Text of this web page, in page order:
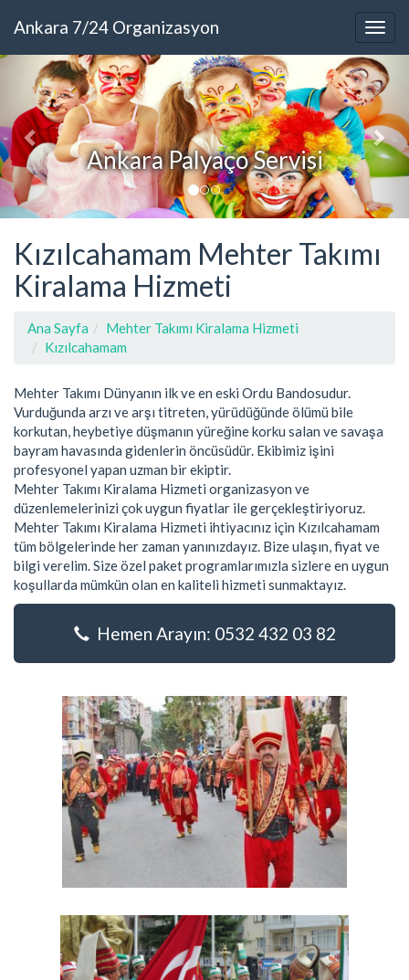
Ankara 7/24 Organizasyon
Ankara’da Davul Zurna
Kızılcahamam Mehter Takımı
Kiralama Hizmeti
Ana Sayfa
Mehter Takımı Kiralama Hizmeti
Kızılcahamam
Mehter Takımı Dünyanın ilk ve en eski Ordu Bandosudur.
Vurduğunda arzı ve arşı titreten, yürüdüğünde ölümü bile
korkutan, heybetiye düşmanın yüreğine korku salan ve savaşa
bayram havasında gidenlerin öncüsüdür. Ekibimiz işini
profesyonel yapan uzman bir ekiptir.
Mehter Takımı Kiralama Hizmeti organizasyon ve
düzenlemelerinizi çok uygun fiyatlar ile gerçekleştiriyoruz.
Mehter Takımı Kiralama Hizmeti ihtiyacınız için Kızılcahamam
tüm bölgelerinde her zaman yanınızdayız. Bize ulaşın, fiyat ve
bilgi verelim. Size özel paket programlarımızla sizlere en uygun
koşullarda mümkün olan en kaliteli hizmeti sunmaktayız.
Hemen Arayın: 0532 432 03 82